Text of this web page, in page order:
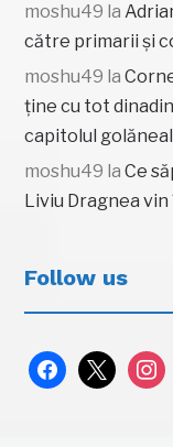
moshu49 la
către primarii și
moshu49 la
ține cu tot
capitolul
moshu49 laCe
Liviu Dragnea
Follow us
facebook
x